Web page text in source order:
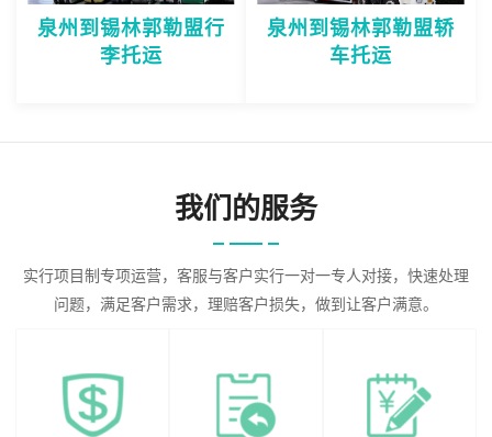
泉州到锡林郭勒盟行
李托运
泉州到锡林郭勒盟轿
车托运
我们的服务
实行项目制专项运营，客服与客户实行一对一专人对接，快速处理
问题，满足客户需求，理赔客户损失，做到让客户满意。